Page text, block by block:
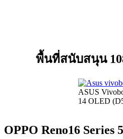
พื้นที่สนับสนุน
ASUS
14 OLED
OPPO Reno16 Series